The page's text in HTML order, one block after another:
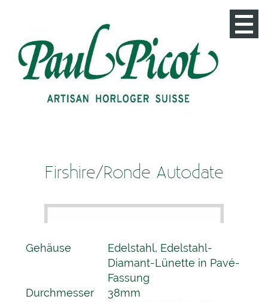
Kontakt
Anfahrt
Firshire Ronde Moon Phase 1 (Kopie)
DatenschutzFirshire/Ronde Autodate
Gehäuse
Edelstahl, Edelstahl-
Diamant-Lünette in Pavé-
Fassung
Durchmesser
38mm